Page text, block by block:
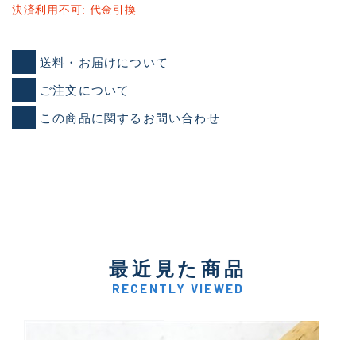
決済利用不可: 代金引換
送料・お届けについて
ご注文について
この商品に関するお問い合わせ
最近見た商品
RECENTLY VIEWED